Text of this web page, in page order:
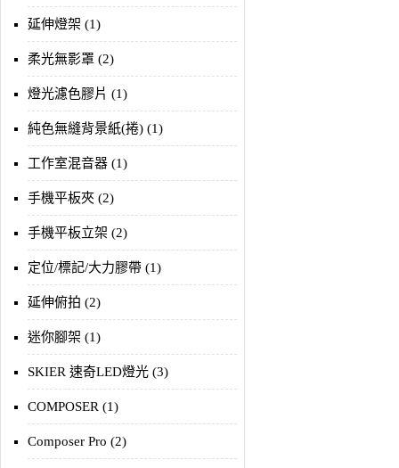
延伸燈架 (1)
柔光無影罩 (2)
燈光濾色膠片 (1)
純色無縫背景紙(捲) (1)
工作室混音器 (1)
手機平板夾 (2)
手機平板立架 (2)
定位/標記/大力膠帶 (1)
延伸俯拍 (2)
迷你腳架 (1)
SKIER 速奇LED燈光 (3)
COMPOSER (1)
Composer Pro (2)